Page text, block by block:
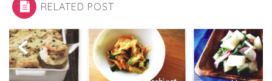
RELATED POST